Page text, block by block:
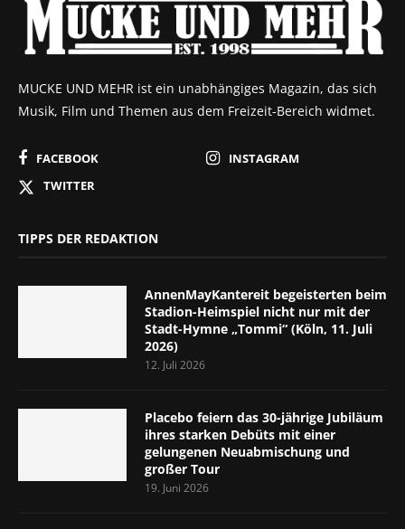
MUCKE UND MEHR ist ein unabhängiges Magazin, das sich
Musik, Film und Themen aus dem Freizeit-Bereich widmet.
FACEBOOK
INSTAGRAM
TWITTER
TIPPS DER REDAKTION
AnnenMayKantereit begeisterten beim
Stadion-Heimspiel nicht nur mit der
Stadt-Hymne „Tommi“ (Köln, 11. Juli
2026)
12. Juli 2026
Placebo feiern das 30-jährige Jubiläum
ihres starken Debüts mit einer
gelungenen Neuabmischung und
großer Tour
19. Juni 2026